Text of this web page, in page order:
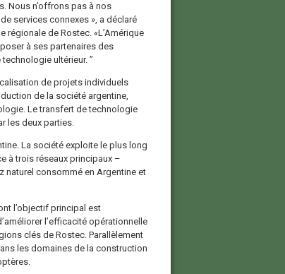
Nous n’offrons pas à nos
services connexes », a déclaré
de Rostec. «L’Amérique
à ses partenaires des
ultérieur. ”
de projets individuels
de la société argentine,
Le transfert de technologie
les deux parties.
La société exploite le plus long
à trois réseaux principaux –
naturel consommé en Argentine et
l’objectif principal est
l’efficacité opérationnelle
clés de Rostec. Parallèlement
les domaines de la construction